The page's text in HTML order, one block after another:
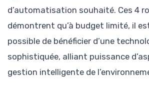
d’automatisation souhaité. Ces 4
démontrent qu’à budget limité, il
possible de bénéficier d’une
sophistiquée, alliant puissance
gestion intelligente de